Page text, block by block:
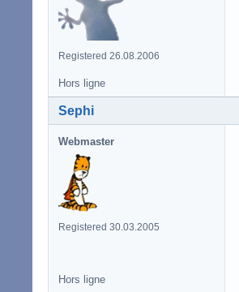
Registered 26.08.2006
Hors ligne
Sephi
Webmaster
Registered 30.03.2005
Hors ligne